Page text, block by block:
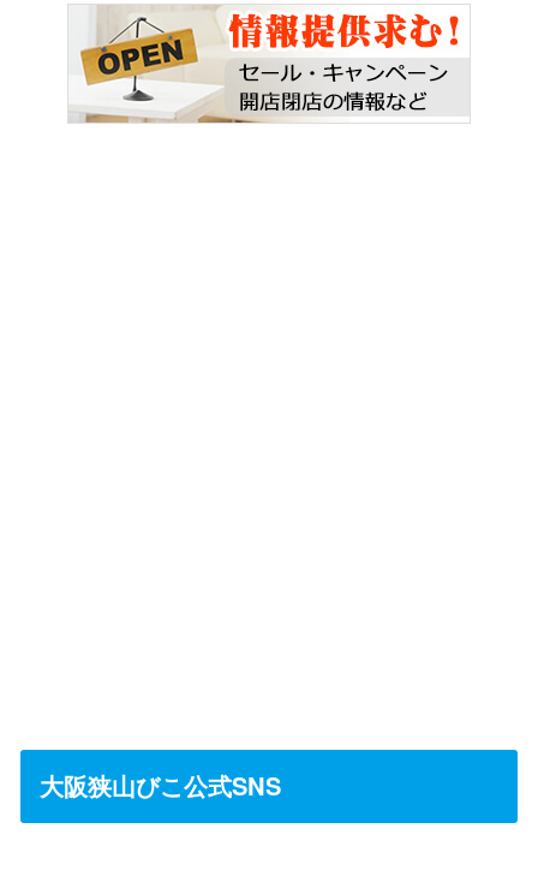
大阪狭山びこ公式SNS